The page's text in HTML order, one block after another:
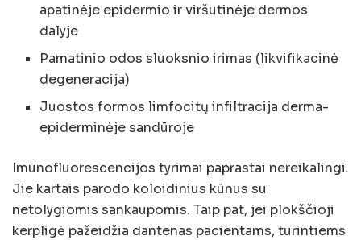
apatinėje epidermio ir viršutinėje dermos
dalyje
Pamatinio odos sluoksnio irimas (likvifikacinė
degeneracija)
Juostos formos limfocitų infiltracija derma-
epiderminėje sandūroje
Imunofluorescencijos tyrimai paprastai nereikalingi.
Jie kartais parodo koloidinius kūnus su
netolygiomis sankaupomis. Taip pat, jei plokščioji
kerpligė pažeidžia dantenas pacientams, turintiems